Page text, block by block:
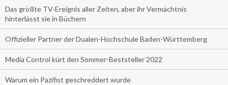
Das größte TV-Ereignis aller Zeiten, aber ihr Vermächtnis
hinterlässt sie in Büchern
Offizieller Partner der Dualen-Hochschule Baden-Württemberg
Media Control kürt den Sommer-Beststeller 2022
Warum ein Pazifist geschreddert wurde